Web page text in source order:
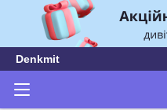
Denkmit